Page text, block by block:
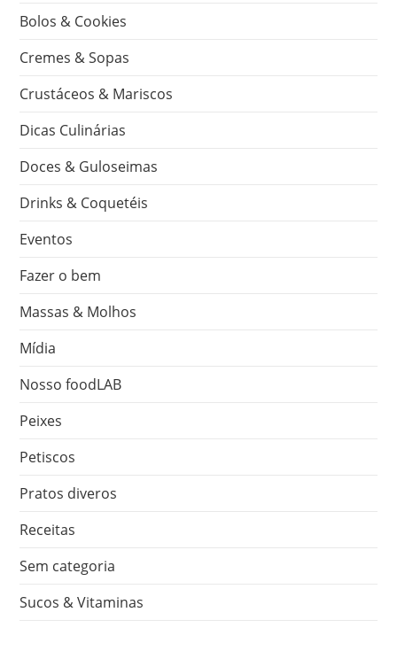
Bolos & Cookies
Cremes & Sopas
Crustáceos & Mariscos
Dicas Culinárias
Doces & Guloseimas
Drinks & Coquetéis
Eventos
Fazer o bem
Massas & Molhos
Mídia
Nosso foodLAB
Peixes
Petiscos
Pratos diveros
Receitas
Sem categoria
Sucos & Vitaminas